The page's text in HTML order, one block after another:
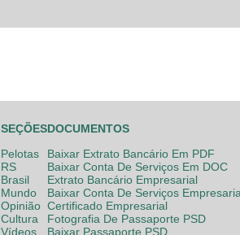
SEÇÕES
Pelotas
RS
Brasil
Mundo
Opinião
Cultura
Vídeos
DOCUMENTOS
Baixar Extrato Bancário Em PDF
Baixar Conta De Serviços Em DOC
Extrato Bancário Empresarial
Baixar Conta De Serviços
Certificado Empresarial
Fotografia De Passaporte PSD
Baixar Passaporte PSD